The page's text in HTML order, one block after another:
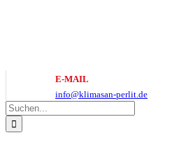
E-MAIL
info@klimasan-perlit.de
Suche
nach: